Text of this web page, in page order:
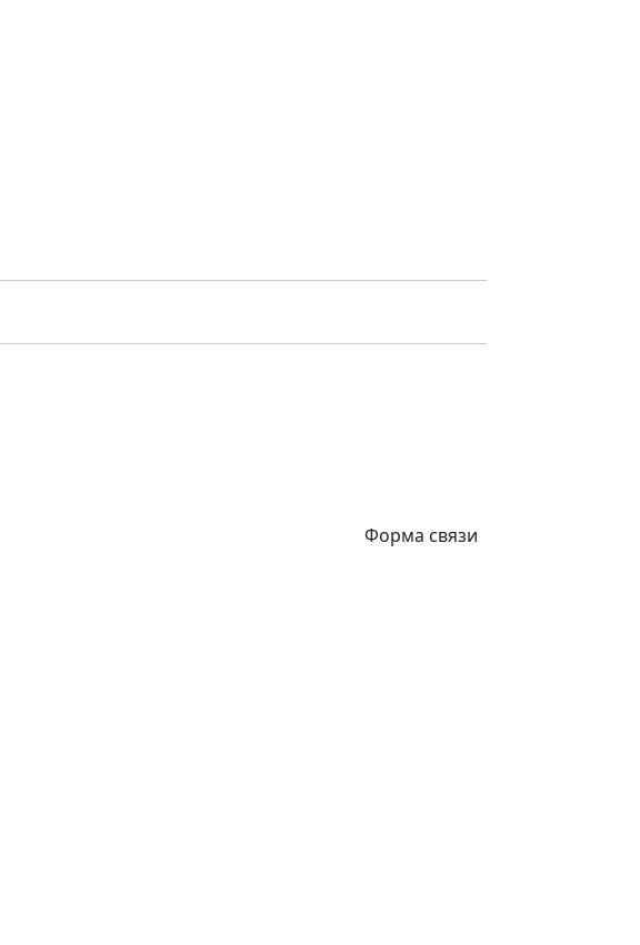
Форма связи